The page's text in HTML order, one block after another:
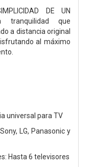
DE UN
tranquilidad que
a distancia original
al máximo
universal para TV
LG, Panasonic y
Hasta 6 televisores